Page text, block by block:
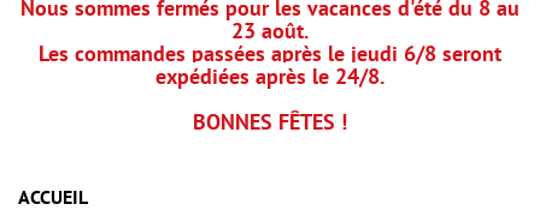
Nous sommes fermés pour les vacances d'été du 8 au
23 août.
Les commandes passées après le jeudi 6/8 seront
expédiées après le 24/8.
BONNES FÊTES !
ACCUEIL